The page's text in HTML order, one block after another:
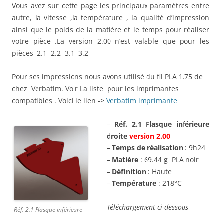
Vous avez sur cette page les principaux paramètres entre
autre, la vitesse ,la température , la qualité d’impression
ainsi que le poids de la matière et le temps pour réaliser
votre pièce .La version 2.00 n’est valable que pour les
pièces 2.1 2.2 3.1 3.2
Pour ses impressions nous avons utilisé du fil PLA 1.75 de
chez Verbatim. Voir La liste pour les imprimantes
compatibles . Voici le lien -> Verbatim imprimante
Réf. 2.1 Flasque inférieure
– Réf. 2.1 Flasque inférieure
droite version 2.00
– Temps de réalisation : 9h24
– Matière : 69.44 g PLA noir
– Définition : Haute
– Température : 218°C
Téléchargement ci-dessous